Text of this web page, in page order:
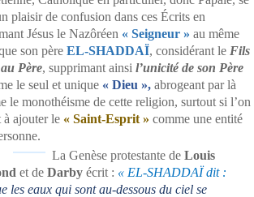
plaisir de confusion dans ces Écrits en
Jésus le Nazôréen « Seigneur » au même
son père EL-SHADDAÏ, considérant le Fils
Père, supprimant ainsi l’unicité de son Père
le seul et unique « Dieu », abrogeant par là
le monothéisme de cette religion, surtout si l’on
à ajouter le « Saint-Esprit » comme une entité
La Genèse protestante de Louis
et de Darby écrit : « EL-SHADDAÏ dit :
les eaux qui sont au-dessous du ciel se